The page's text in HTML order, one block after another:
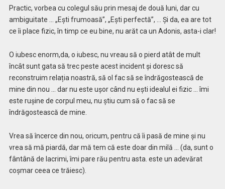
Practic, vorbea cu colegul său prin mesaj de două luni, dar cu
ambiguitate … „Ești frumoasă”, „Ești perfectă”, … Și da, ea are tot
ce îi place fizic, în timp ce eu bine, nu arăt ca un Adonis, asta-i clar!
O iubesc enorm,da, o iubesc, nu vreau să o pierd atât de mult
încât sunt gata să trec peste acest incident și doresc să
reconstruim relația noastră, să ol fac să se îndrăgostească de
mine din nou … dar nu este ușor când nu ești idealul ei fizic … îmi
este rușine de corpul meu, nu știu cum să o fac să se
îndrăgostească de mine.
Vrea să încerce din nou, oricum, pentru că îi pasă de mine și nu
vrea să mă piardă, dar mă tem că este doar din milă … (da, sunt o
fântână de lacrimi, îmi pare rău pentru asta. este un adevărat
coșmar ceea ce trăiesc).